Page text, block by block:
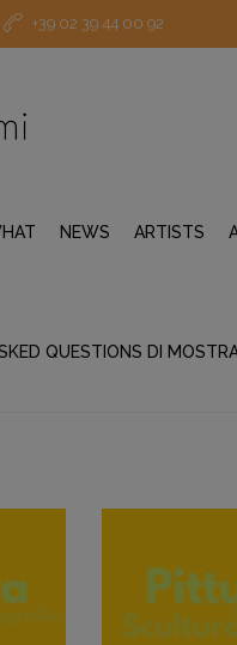
+39 02 39 44 00 92
NEWS ARTISTS
QUESTIONS DI